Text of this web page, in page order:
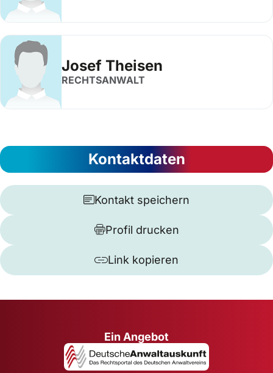
Josef Theisen
RECHTSANWALT
Kontaktdaten
Kontakt speichern
Profil drucken
Link kopieren
Ein Angebot